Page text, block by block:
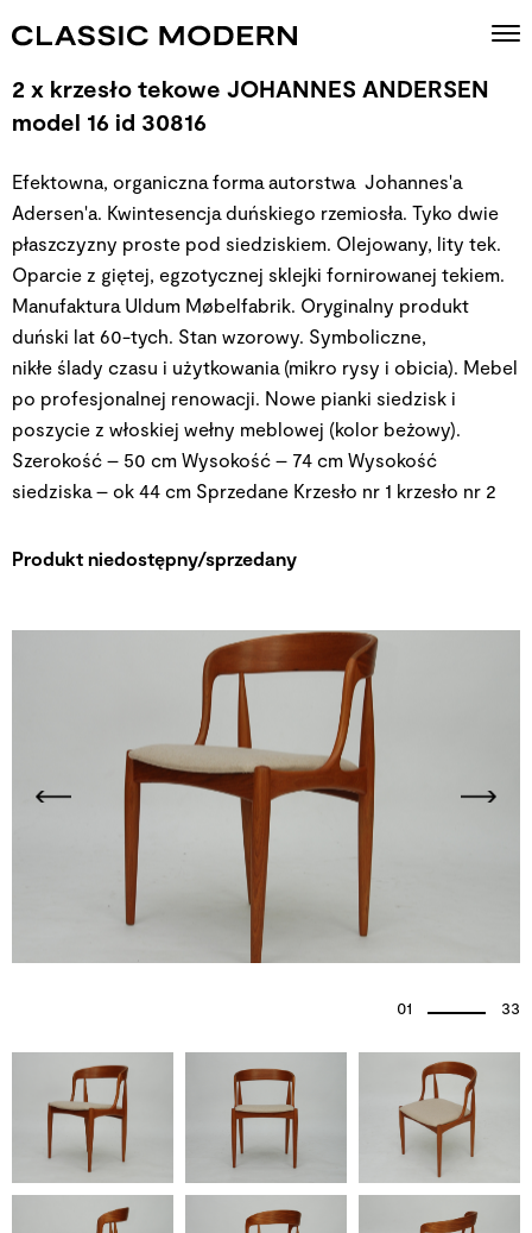
01 33
2 x krzesło tekowe JOHANNES ANDERSEN
model 16 id 30816
Efektowna, organiczna forma autorstwa Johannes'a
Adersen'a. Kwintesencja duńskiego rzemiosła. Tyko dwie
płaszczyzny proste pod siedziskiem. Olejowany, lity tek.
Oparcie z giętej, egzotycznej sklejki fornirowanej tekiem.
Manufaktura Uldum Møbelfabrik. Oryginalny produkt
duński lat 60-tych. Stan wzorowy. Symboliczne,
nikłe ślady czasu i użytkowania (mikro rysy i obicia). Mebel
po profesjonalnej renowacji. Nowe pianki siedzisk i
poszycie z włoskiej wełny meblowej (kolor beżowy).
Szerokość – 50 cm Wysokość – 74 cm Wysokość
siedziska – ok 44 cm Sprzedane Krzesło nr 1 krzesło nr 2
Produkt niedostępny/sprzedany